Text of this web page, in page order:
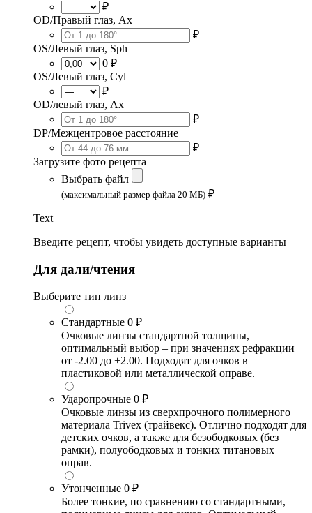
₽
OD/Правый глаз, Ax
₽
OS/Левый глаз, Sph
0 ₽
OS/Левый глаз, Cyl
₽
OD/левый глаз, Ax
₽
DP/Межцентровое расстояние
₽
Загрузите фото рецепта
Выбрать файл
(максимальный размер файла 20 МБ) ₽
Text
Введите рецепт, чтобы увидеть доступные варианты
Для дали/чтения
Выберите тип линз
Стандартные 0 ₽
Очковые линзы стандартной толщины,
оптимальный выбор – при значениях рефракции
от -2.00 до +2.00. Подходят для очков в
пластиковой или металлической оправе.
Ударопрочные 0 ₽
Очковые линзы из сверхпрочного полимерного
материала Trivex (трайвекс). Отлично подходят для
детских очков, а также для безободковых (без
рамки), полуободковых и тонких титановых
оправ.
Утонченные 0 ₽
Более тонкие, по сравнению со стандартными,